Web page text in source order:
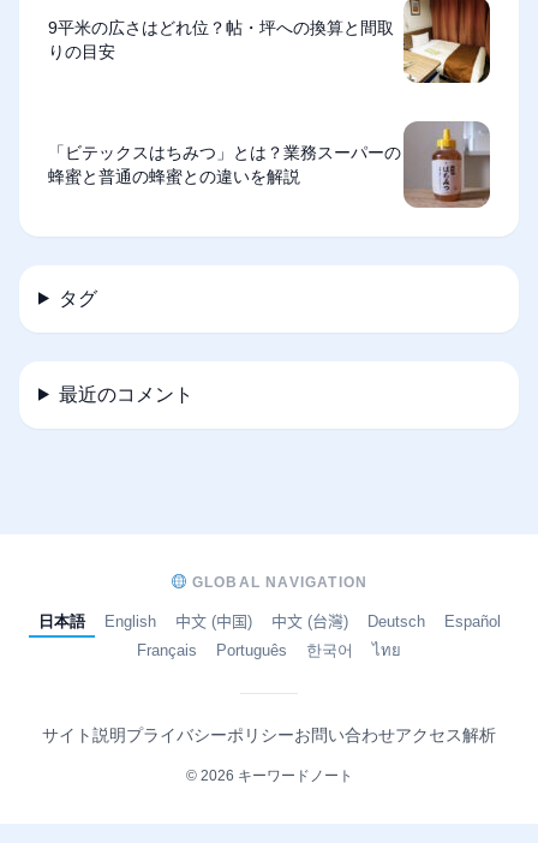
9平米の広さはどれ位？帖・坪への換算と間取
りの目安
「ビテックスはちみつ」とは？業務スーパーの
蜂蜜と普通の蜂蜜との違いを解説
タグ
最近のコメント
GLOBAL NAVIGATION
日本語 English 中文 (中国) 中文 (台灣) Deutsch
Español
Français
Português 한국어 ไทย
サイト説明プライバシーポリシーお問い合わせアクセス解析
© 2026 キーワードノート